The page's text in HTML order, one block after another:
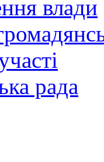
влади
рада